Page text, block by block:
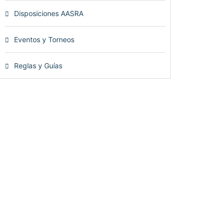
Disposiciones AASRA
Eventos y Torneos
Reglas y Guías